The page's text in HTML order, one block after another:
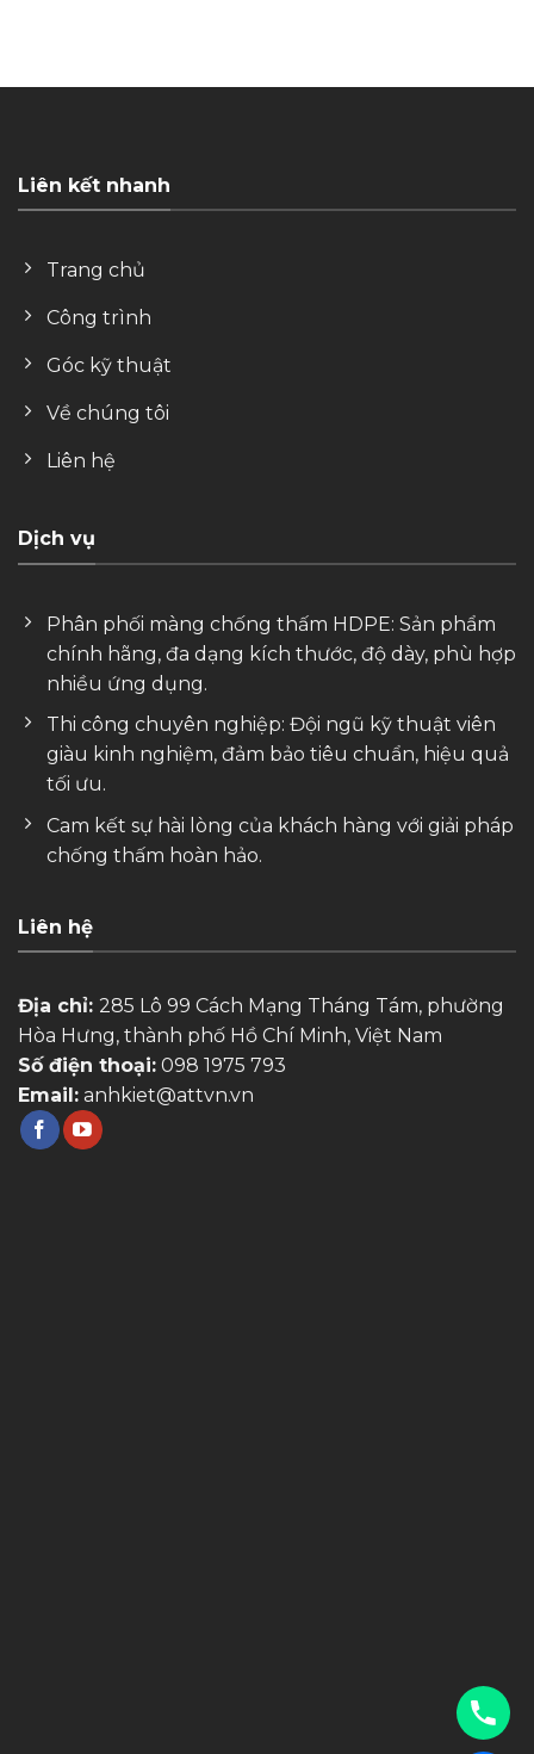
Liên kết nhanh
Trang chủ
Công trình
Góc kỹ thuật
Về chúng tôi
Liên hệ
Dịch vụ
Phân phối màng chống thấm HDPE: Sản phẩm
chính hãng, đa dạng kích thước, độ dày, phù hợp
nhiều ứng dụng.
Thi công chuyên nghiệp: Đội ngũ kỹ thuật viên
giàu kinh nghiệm, đảm bảo tiêu chuẩn, hiệu quả
tối ưu.
Cam kết sự hài lòng của khách hàng với giải pháp
chống thấm hoàn hảo.
Liên hệ
Địa chỉ: 285 Lô 99 Cách Mạng Tháng Tám, phường
Hòa Hưng, thành phố Hồ Chí Minh, Việt Nam
Số điện thoại: 098 1975 793
Email: anhkiet@attvn.vn